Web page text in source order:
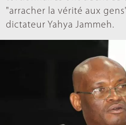
"arracher la vérité aux
dictateur Yahya Jammeh.